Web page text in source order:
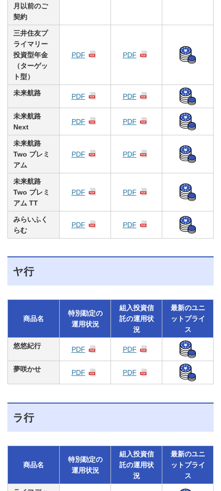
月以前のご
契約
三井住友プ
ライマリー
投資型年金
（ターゲッ
ト型）
PDF PDF
未来航路 PDF PDF
未来航路
Next
PDF PDF
未来航路
Two プレミ
アム
PDF PDF
未来航路
Two プレミ
アム TT
PDF PDF
みらいふく
らむ
PDF PDF
ヤ行
商品名
特別勘定の
運用状況
組入投資信
託の運用状
況
最新のユニ
ットプライ
ス
悠悠紀行 PDF PDF
夢咲かせ PDF PDF
ラ行
商品名
特別勘定の
運用状況
組入投資信
託の運用状
況
最新のユニ
ットプライ
ス